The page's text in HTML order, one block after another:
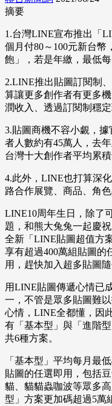
摘要
1.台灣LINE宣布推出「
個月付80～100元新台幣
飽」，若是年繳，最低每
2.LINE推出貼圖訂閱制
算讓更多創作者有更多
潤收入、透過訂閱制穩定
3.貼圖商機不容小覷，
者人數約有45萬人，去
台灣十大創作者平均累積
4.此外，LINE也打算深
路合作展覽、商品、角色
LINE10周年生日，除了
題，和熊大兔兔一起慶
全新「LINE貼圖超值方
享有超過400萬組貼圖的
用，趕快加入超多貼圖隨
用LINE貼圖傳遞心情已
一，不管是眾多貼圖難
心情，LINE全都懂，因
有「基本型」與「進階
共6種方案。
「基本型」平均每月最
貼圖的任選即用，包括
貓、貓貓蟲咖波等眾多
型」方案更加碼超過5萬